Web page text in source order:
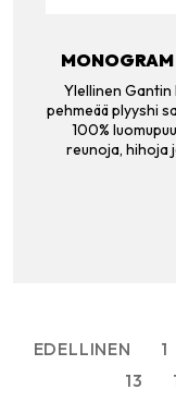
Ylellinen
pehmeää plyyshi
100%
reunoja, hihoja
Artikkelien
EDELLINEN 1
13